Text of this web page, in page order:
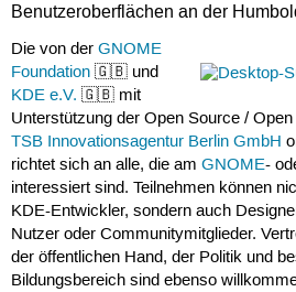
Benutzeroberflächen an der
Die von der GNOME
Foundation🇬🇧 und
KDE e.V. 🇬🇧 mit
Unterstützung der Open Source /
TSB Innovationsagentur Berlin GmbH
richtet sich an alle, die am GNOME-
interessiert sind. Teilnehmen können
KDE-Entwickler, sondern auch
Nutzer oder Communitymitglieder.
der öffentlichen Hand, der Politik und
Bildungsbereich sind ebenso